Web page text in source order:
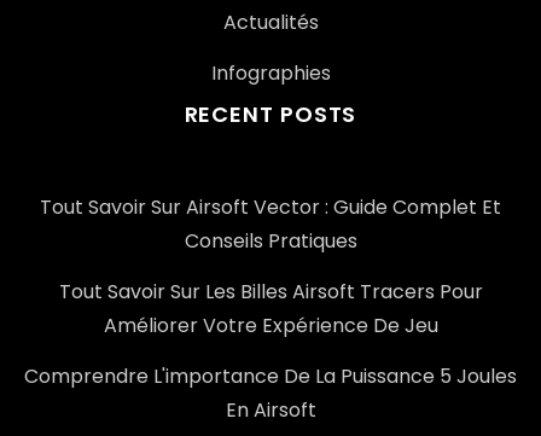
Actualités
Infographies
RECENT POSTS
Tout Savoir Sur Airsoft Vector : Guide Complet Et
Conseils Pratiques
Tout Savoir Sur Les Billes Airsoft Tracers Pour
Améliorer Votre Expérience De Jeu
Comprendre L'importance De La Puissance 5 Joules
En Airsoft